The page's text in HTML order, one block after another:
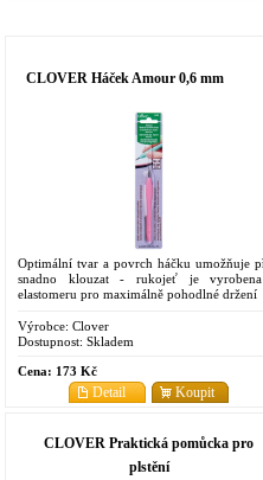
CLOVER Háček Amour 0,6 mm
Optimální tvar a povrch háčku umožňuje
snadno klouzat - rukojeť je
elastomeru pro maximálně pohodlné držení
Výrobce: Clover
Dostupnost: Skladem
Cena: 173 Kč
Koupit
Detail
CLOVER Praktická pomůcka pro
plstění